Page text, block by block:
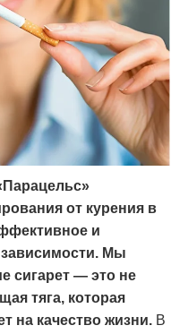
от курения в
и
зависимости. Мы
сигарет — это не
тяга, которая
на качество жизни. В